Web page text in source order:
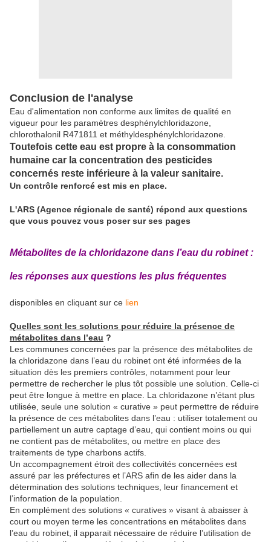
Conclusion de l'analyse
Eau d'alimentation non conforme aux limites de qualité en
vigueur pour les paramètres desphénylchloridazone,
chlorothalonil R471811 et méthyldesphénylchloridazone.
Toutefois cette eau est propre à la consommation
humaine car la concentration des pesticides
concernés reste inférieure à la valeur sanitaire.
Un contrôle renforcé est mis en place.
L'ARS (Agence régionale de santé) répond aux questions
que vous pouvez vous poser sur ses pages
Métabolites de la chloridazone dans l’eau du robinet :
les réponses aux questions les plus fréquentes
disponibles en cliquant sur ce lien
Quelles sont les solutions pour réduire la présence de
métabolites dans l’eau ?
Les communes concernées par la présence des métabolites de
la chloridazone dans l’eau du robinet ont été informées de la
situation dès les premiers contrôles, notamment pour leur
permettre de rechercher le plus tôt possible une solution. Celle-ci
peut être longue à mettre en place. La chloridazone n’étant plus
utilisée, seule une solution « curative » peut permettre de réduire
la présence de ces métabolites dans l’eau : utiliser totalement ou
partiellement un autre captage d’eau, qui contient moins ou qui
ne contient pas de métabolites, ou mettre en place des
traitements de type charbons actifs.
Un accompagnement étroit des collectivités concernées est
assuré par les préfectures et l’ARS afin de les aider dans la
détermination des solutions techniques, leur financement et
l’information de la population.
En complément des solutions « curatives » visant à abaisser à
court ou moyen terme les concentrations en métabolites dans
l’eau du robinet, il apparait nécessaire de réduire l’utilisation de